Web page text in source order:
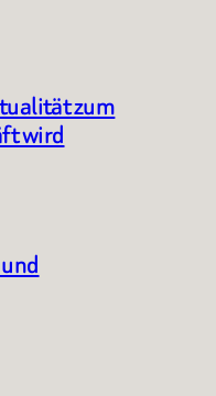
zum
wird